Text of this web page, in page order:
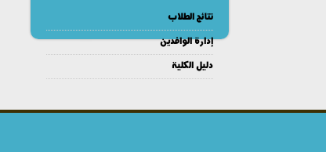
نتائج الطلاب
إدارة الوافدين
دليل الكلية